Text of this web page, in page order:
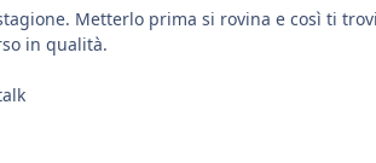
Metterlo prima si rovina e così ti
in qualità.